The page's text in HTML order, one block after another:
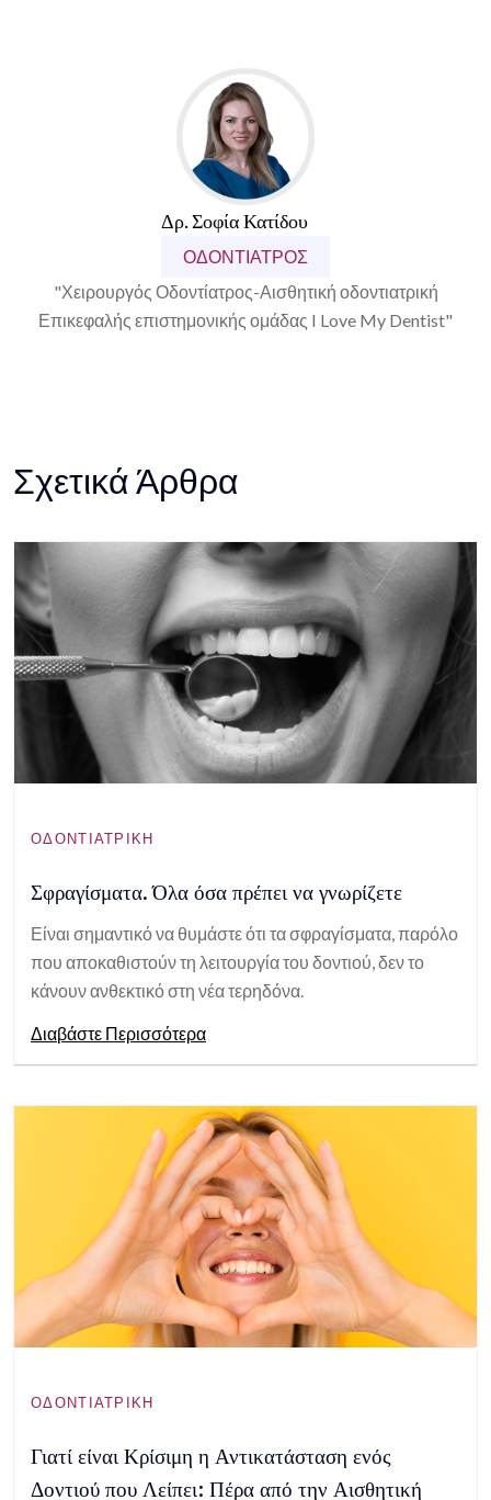
Δρ. Σοφία Κατίδου
ΟΔΟΝΤΊΑΤΡΟΣ
"Χειρουργός Οδοντίατρος-Αισθητική οδοντιατρική
Επικεφαλής επιστημονικής ομάδας I Love My Dentist"
Σχετικά Άρθρα
ΟΔΟΝΤΙΑΤΡΙΚΉ
Σφραγίσματα. Όλα όσα πρέπει να γνωρίζετε
Είναι σημαντικό να θυμάστε ότι τα σφραγίσματα, παρόλο
που αποκαθιστούν τη λειτουργία του δοντιού, δεν το
κάνουν ανθεκτικό στη νέα τερηδόνα.
Διαβάστε Περισσότερα
ΟΔΟΝΤΙΑΤΡΙΚΉ
Γιατί είναι Κρίσιμη η Αντικατάσταση ενός
Δοντιού που Λείπει: Πέρα από την Αισθητική